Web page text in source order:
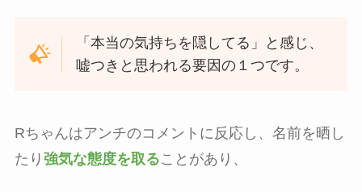
「本当の気持ちを隠してる」と感じ、
嘘つきと思われる要因の１つです。
Rちゃんはアンチのコメントに反応し、名前を晒し
たり 強気な態度を取ることがあり、